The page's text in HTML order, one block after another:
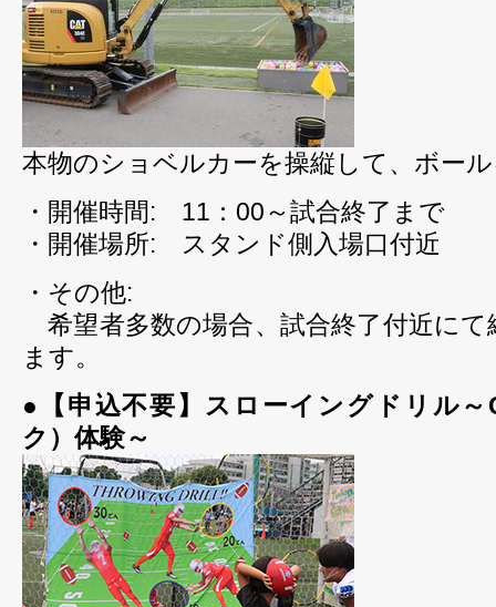
本物のショベルカーを操縦して、ボー
・開催時間: 11：00～試合終了まで
・開催場所: スタンド側入場口付近
・その他:
希望者多数の場合、試合終了付近に
ます。
●【申込不要】スローイングドリル
ク）体験～